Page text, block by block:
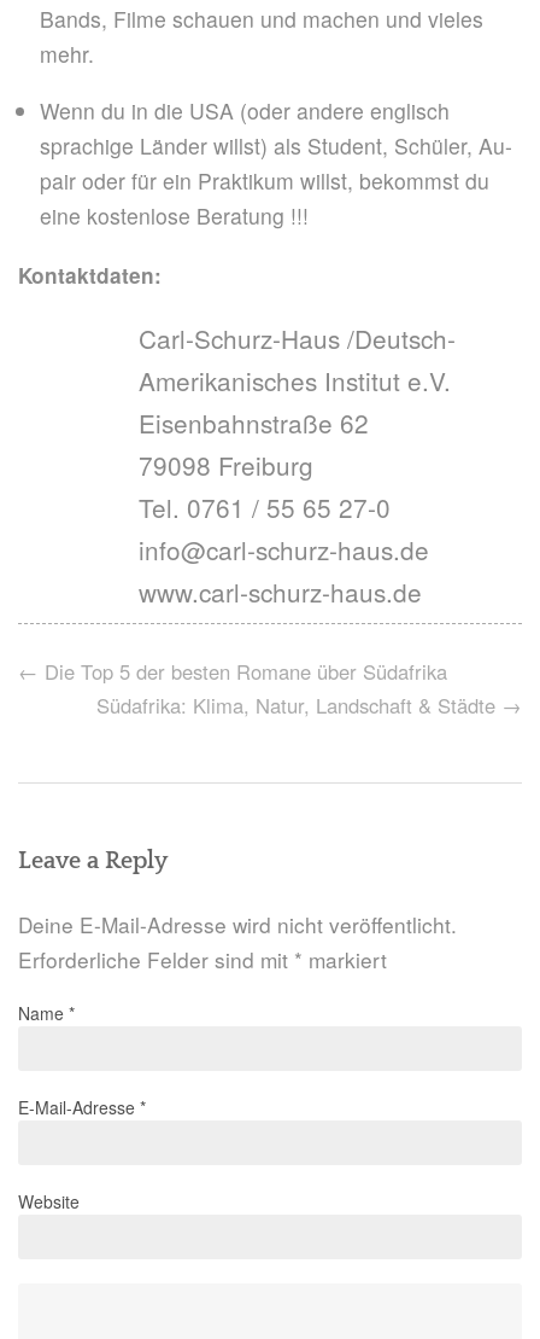
Bands, Filme schauen und machen und vieles
mehr.
Wenn du in die USA (oder andere englisch
sprachige Länder willst) als Student, Schüler, Au-
pair oder für ein Praktikum willst, bekommst du
eine kostenlose Beratung !!!
Kontaktdaten:
Carl-Schurz-Haus /Deutsch-
Amerikanisches Institut e.V.
Eisenbahnstraße 62
79098 Freiburg
Tel. 0761 / 55 65 27-0
info@carl-schurz-haus.de
www.carl-schurz-haus.de
Post
navigation
← Die Top 5 der besten Romane über Südafrika
Südafrika: Klima, Natur, Landschaft & Städte →
Leave a Reply
Deine E-Mail-Adresse wird nicht veröffentlicht.
Erforderliche Felder sind mit * markiert
Name *
E-Mail-Adresse *
Website